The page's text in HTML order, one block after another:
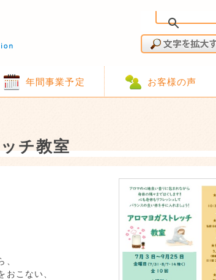
年間事業予定 お客様の声
チ教室
、
おこない、